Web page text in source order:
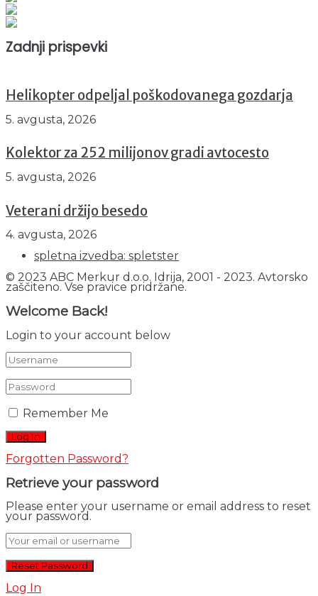
Zadnji prispevki
Helikopter odpeljal poškodovanega gozdarja
5. avgusta, 2026
Kolektor za 252 milijonov gradi avtocesto
5. avgusta, 2026
Veterani držijo besedo
4. avgusta, 2026
spletna izvedba: spletster
© 2023 ABC Merkur d.o.o. Idrija, 2001 - 2023. Avtorsko
zaščiteno. Vse pravice pridržane.
Welcome Back!
Login to your account below
Remember Me
Forgotten Password?
Retrieve your password
Please enter your username or email address to reset
your password.
Log In